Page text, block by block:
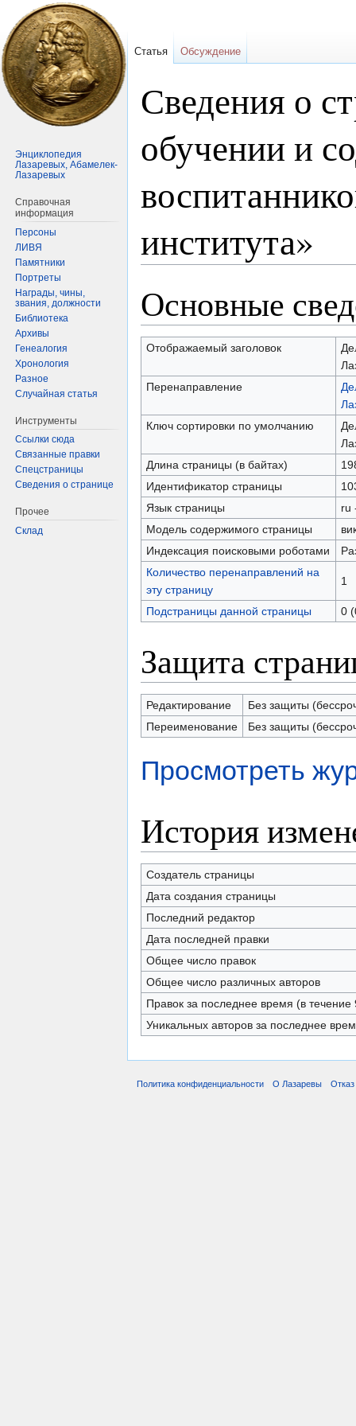
Сведения о
обучении и
института»
к
навигации
к
поиску
Основные
Отображаемый заголовок
Перенаправление
Ключ сортировки по умолчанию
Длина страницы (в байтах)
Идентификатор страницы
Язык страницы
ru
Модель содержимого страницы
Индексация поисковыми роботами
Количество перенаправлений на
эту страницу
1
Подстраницы данной страницы 0
Защита
Редактирование
Без защиты
Переименование
Без защиты
Просмотреть
История
Создатель страницы
Дата создания страницы
Последний редактор
Дата последней правки
Общее число правок
Общее число различных авторов
Правок за последнее время (в течение
Уникальных авторов за последнее
Статья Обсуждение
Энциклопедия
Лазаревых, Абамелек-
Лазаревых
Справочная
информация
Персоны
ЛИВЯ
Памятники
Портреты
Награды, чины,
звания, должности
Библиотека
Архивы
Генеалогия
Хронология
Разное
Случайная статья
Инструменты
Ссылки сюда
Связанные правки
Спецстраницы
Сведения о странице
Прочее
Склад
Политика конфиденциальности О Лазаревы Отказ